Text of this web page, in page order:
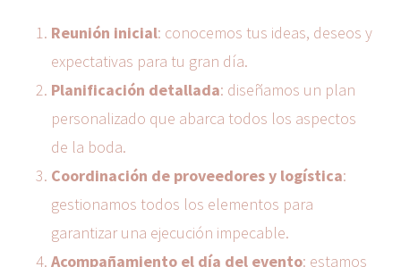
Reunión inicial: conocemos tus ideas, deseos y
expectativas para tu gran día.
Planificación detallada: diseñamos un plan
personalizado que abarca todos los aspectos
de la boda.
Coordinación de proveedores y logística:
gestionamos todos los elementos para
garantizar una ejecución impecable.
Acompañamiento el día del evento: estamos